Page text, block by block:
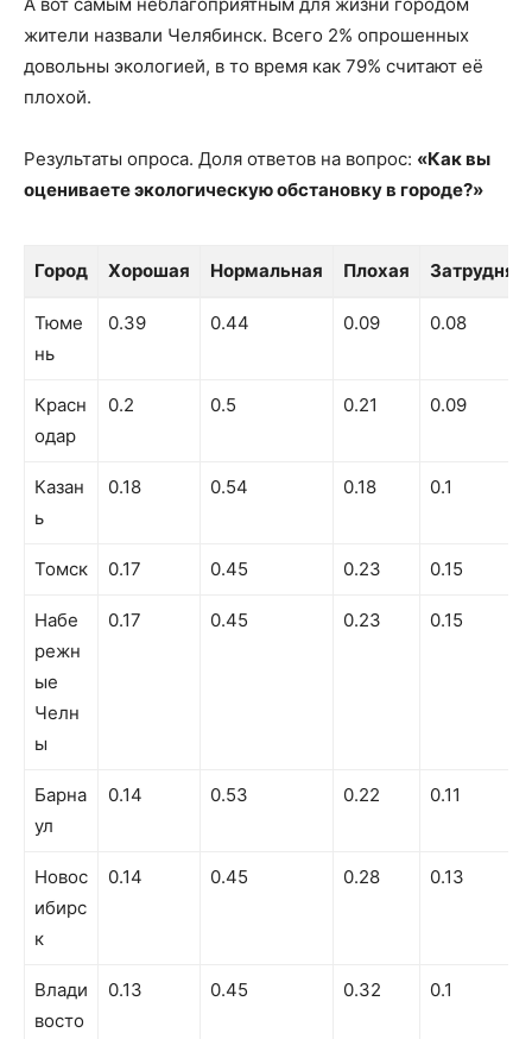
жители назвали Челябинск. Всего 2% опрошенных
довольны экологией, в то время как 79% считают её
плохой.
Результаты опроса. Доля ответов на вопрос: «Как вы
оцениваете экологическую обстановку в городе?»
Город Хорошая Нормальная Плохая
Город
Хорошая Нормальная Плохая
Тюме
нь
0.39 0.44 0.09 0.08
Красн
одар
0.2 0.5 0.21 0.09
Казан
ь
0.18 0.54 0.18 0.1
Томск 0.17 0.45 0.23 0.15
Набе
режн
ые
Челн
ы
0.17 0.45 0.23 0.15
Барна
ул
0.14 0.53 0.22 0.11
Новос
ибирс
к
0.14 0.45 0.28 0.13
Влади
восто
0.13 0.45 0.32 0.1